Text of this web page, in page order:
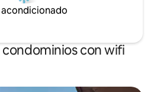
con wifi